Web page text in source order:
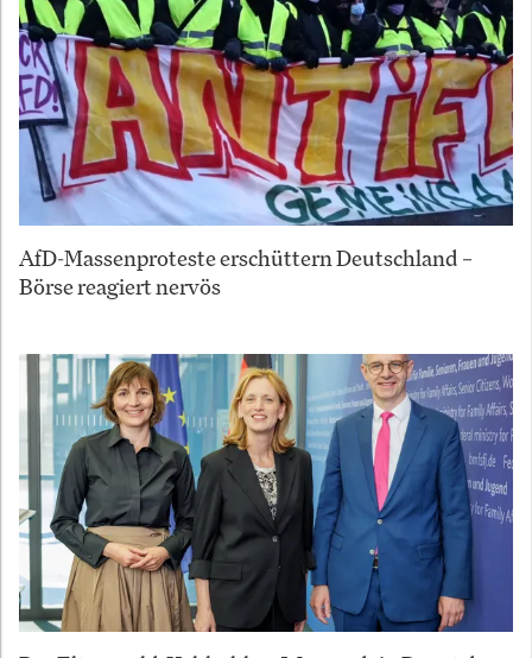
AfD-Massenproteste erschüttern Deutschland –
Börse reagiert nervös